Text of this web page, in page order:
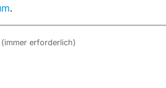
.
(immer erforderlich)